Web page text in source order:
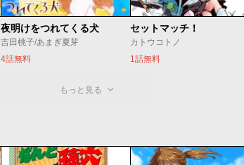
夜明けをつれてくる犬
吉田桃子/あまぎ夏芽
4話無料
セットマッチ！
カトウコトノ
1話無料
もっと見る